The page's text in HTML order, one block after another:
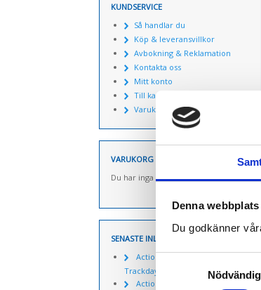
Denna
Du godkänner
Nödvändig
KUNDSERVICE
Så handlar du
Köp & leveransvillkor
Avbokning & Reklamation
Kontakta oss
Mitt konto
Till kassan
Varukorg
VARUKORG
Du har inga produkter i varukorgen.
SENASTE INLÄGGEN
Actionpics 20 mars 2026 –
Trackday Alliance säsongen 2026
Actionpics nyheter 27